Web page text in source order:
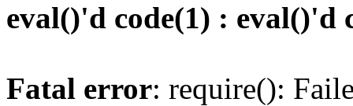
eval()'d code(1) : eval()'d
Fatal error: require():